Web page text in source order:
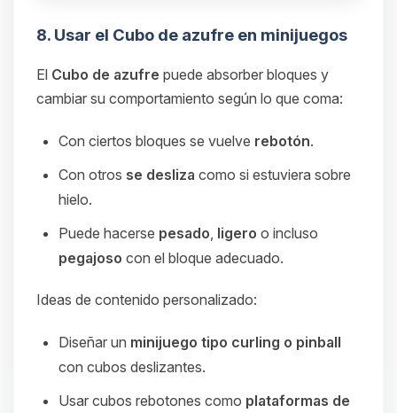
8. Usar el Cubo de azufre en minijuegos
El Cubo de azufre puede absorber bloques y
cambiar su comportamiento según lo que coma:
Con ciertos bloques se vuelve rebotón.
Con otros se desliza como si estuviera sobre
hielo.
Puede hacerse pesado ligero o incluso
pegajoso con el bloque adecuado.
Ideas de contenido personalizado:
Diseñar un minijuego tipo curling o pinball
con cubos deslizantes.
Usar cubos rebotones como plataformas de